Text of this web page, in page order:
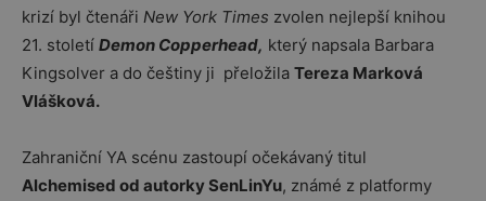
krizí byl čtenáři New York Times zvolen nejlepší knihou
21. století Demon Copperhead, který napsala Barbara
Kingsolver a do češtiny ji přeložila Tereza Marková
Vlášková.
Zahraniční YA scénu zastoupí očekávaný titul
Alchemised od autorky SenLinYu, známé z platformy